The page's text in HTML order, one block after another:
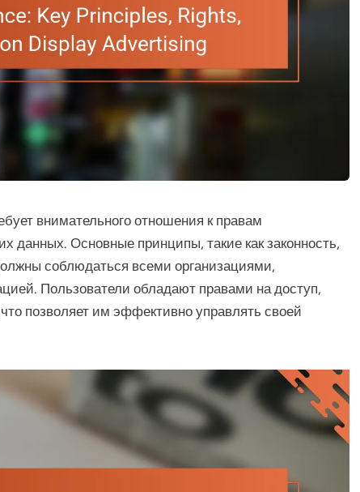
внимательного отношения к правам
данных. Основные принципы, такие как законность,
соблюдаться всеми организациями,
Пользователи обладают правами на доступ,
позволяет им эффективно управлять своей